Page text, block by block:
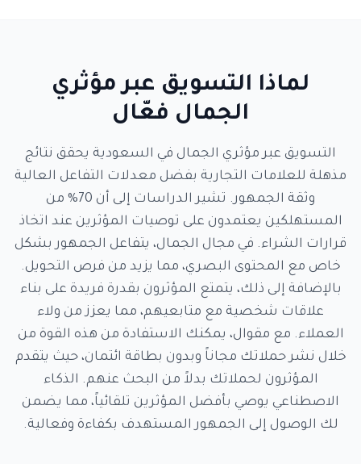
لماذا التسويق عبر مؤثري
الجمال فعّال
التسويق عبر مؤثري الجمال في السعودية يحقق نتائج
مذهلة للعلامات التجارية بفضل معدلات التفاعل العالية
وثقة الجمهور. تشير الدراسات إلى أن 70% من
المستهلكين يعتمدون على توصيات المؤثرين عند اتخاذ
قرارات الشراء. في مجال الجمال، يتفاعل الجمهور بشكل
خاص مع المحتوى البصري، مما يزيد من فرص التحويل.
بالإضافة إلى ذلك، يتمتع المؤثرون بقدرة فريدة على بناء
علاقات شخصية مع متابعيهم، مما يعزز من ولاء
العملاء. مع مقوال، يمكنك الاستفادة من هذه القوة من
خلال نشر حملاتك مجاناً وبدون بطاقة ائتمان، حيث يتقدم
المؤثرون لحملاتك بدلاً من البحث عنهم. الذكاء
الاصطناعي يوصي بأفضل المؤثرين تلقائياً، مما يضمن
لك الوصول إلى الجمهور المستهدف بكفاءة وفعالية.